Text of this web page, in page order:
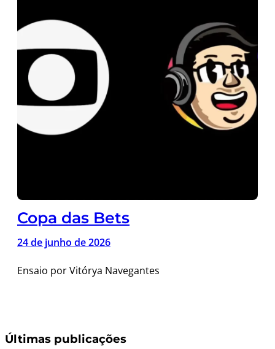
Copa das Bets
24 de junho de 2026
Ensaio por Vitórya Navegantes
Últimas publicações